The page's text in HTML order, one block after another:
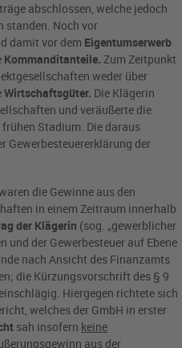
abschlossen, welche jedoch
standen. Noch vor
damit vor dem Eigentumserwerb
Kommanditanteile. Zum Zeitpunkt
weder über
Wirtschaftsgüter. Die Klägerin
und veräußerte die
Stadium. Die daraus
Gewerbesteuererklärung der
die Gewinne aus den
in einem Zeitraum innerhalb
der Klägerin (sog. „gewerblicher
und der Gewerbesteuer auf Ebene
nach Ansicht des Finanzamts
die Kürzungsvorschrift des § 9
Hiergegen richtete sich
welches der GmbH in erster
sah insofern keine
aus der